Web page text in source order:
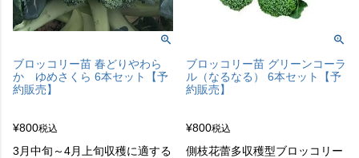
ブロッコリー苗 春どりやわら
か ゆめさくら 6本セット【予
約販売】
¥800税込
3月中旬～4月上旬収穫に適する
ブロッコリー苗 グリーンコーラ
ル（なるなる） 6本セット【予
約販売】
¥800税込
側枝花蕾多収穫型ブロッコリー